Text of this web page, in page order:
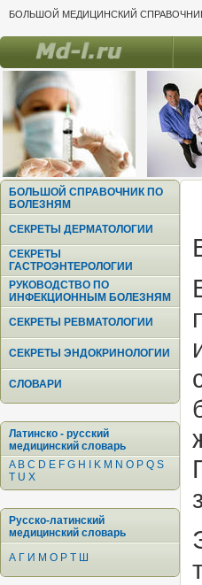
БОЛЬШОЙ МЕДИЦИНСКИЙ
БОЛЬШОЙ СПРАВОЧНИК ПО
БОЛЕЗНЯМ
СЕКРЕТЫ ДЕРМАТОЛОГИИ
СЕКРЕТЫ
ГАСТРОЭНТЕРОЛОГИИ
РУКОВОДСТВО ПО
ИНФЕКЦИОННЫМ БОЛЕЗНЯМ
СЕКРЕТЫ РЕВМАТОЛОГИИ
СЕКРЕТЫ ЭНДОКРИНОЛОГИИ
СЛОВАРИ
Латинско - русский
медицинский словарь
A B C D E F G H K M N O P Q S
T U X
Русско-латинский
медицинский словарь
А Г И М О Р Т Ш